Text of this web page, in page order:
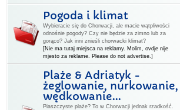
Pogoda i klimat
Wybieracie się do Chorwacji, ale macie wątpliwości
odnośnie pogody? Czy nie będzie za zimno lub za
gorąco? Jak inni znieśli chorwacki klimat?
[Nie ma tutaj miejsca na reklamy. Molim, ovdje nije
mjesto za reklame. Please do not advertise.]
Plaże & Adriatyk -
żeglowanie, nurkowanie,
wędkowanie...
Piaszczyste plaże? To w Chorwacji jednak rzadkość.